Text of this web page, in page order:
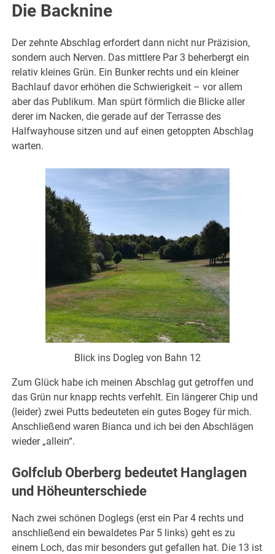
Die Backnine
Der zehnte Abschlag erfordert dann nicht nur Präzision,
sondern auch Nerven. Das mittlere Par 3 beherbergt ein
relativ kleines Grün. Ein Bunker rechts und ein kleiner
Bachlauf davor erhöhen die Schwierigkeit – vor allem
aber das Publikum. Man spürt förmlich die Blicke aller
derer im Nacken, die gerade auf der Terrasse des
Halfwayhouse sitzen und auf einen getoppten Abschlag
warten.
Blick ins Dogleg von Bahn 12
Zum Glück habe ich meinen Abschlag gut getroffen und
das Grün nur knapp rechts verfehlt. Ein längerer Chip und
(leider) zwei Putts bedeuteten ein gutes Bogey für mich.
Anschließend waren Bianca und ich bei den Abschlägen
wieder „allein“.
Golfclub Oberberg bedeutet Hanglagen
und Höheunterschiede
Nach zwei schönen Doglegs (erst ein Par 4 rechts und
anschließend ein bewaldetes Par 5 links) geht es zu
einem Loch, das mir besonders gut gefallen hat. Die 13 ist